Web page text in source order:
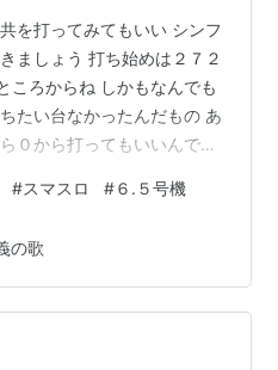
を打ってみてもいい シンフ
ましょう 打ち始めは２７２
ころからね しかもなんでも
たい台なかったんだもの あ
０から打ってもいいんでし
、、、、 どうして？？？
、、、 そんでもってここ
んな感じで７３２GにAT当
ですね まずは初期G数 １G
ら いつも小役２連って言っ
#スマスロ #６.５号機
の歌